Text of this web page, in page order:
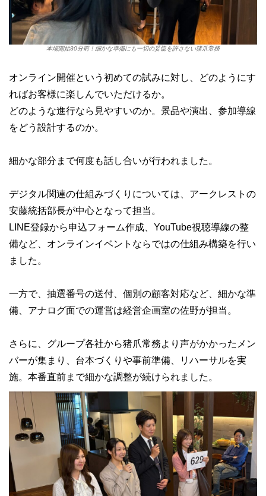
本場開始30分前！細かな準備にも一切の妥協を許さない猪爪常務
オンライン開催という初めての試みに対し、どのようにす
ればお客様に楽しんでいただけるか。
どのような進行なら見やすいのか。景品や演出、参加導線
をどう設計するのか。
細かな部分まで何度も話し合いが行われました。
デジタル関連の仕組みづくりについては、アークレストの
安藤統括部長が中心となって担当。
LINE登録から申込フォーム作成、YouTube視聴導線の整
備など、オンラインイベントならではの仕組み構築を行い
ました。
一方で、抽選番号の送付、個別の顧客対応など、細かな準
備、アナログ面での運営は経営企画室の佐野が担当。
さらに、グループ各社から猪爪常務より声がかかったメン
バーが集まり、台本づくりや事前準備、リハーサルを実
施。本番直前まで細かな調整が続けられました。